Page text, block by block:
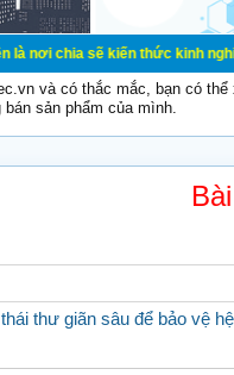
kiến thức kinh nghiệm
và có thắc mắc, bạn có
bán sản phẩm của mình.
thư giãn sâu để bảo vệ